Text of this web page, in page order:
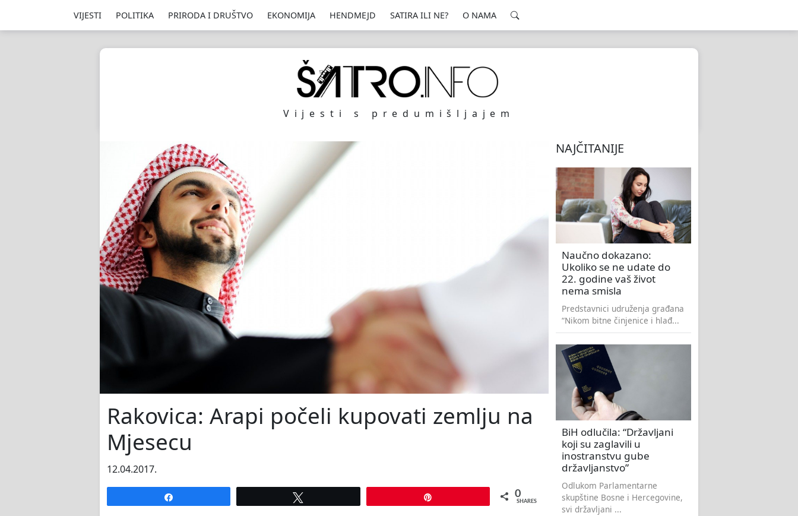
VIJESTI POLITIKA PRIRODA I DRUŠTVO EKONOMIJA HENDMEJD SATIRA ILI NE? O NAMA
Vijesti s predumišljajem
Rakovica: Arapi počeli kupovati zemlju na
Mjesecu
12.04.2017.
0
SHARES
NAJČITANIJE
Naučno dokazano:
Ukoliko se ne udate do
22. godine vaš život
nema smisla
Predstavnici udruženja građana
“Nikom bitne činjenice i hlađ...
BiH odlučila: “Državljani
koji su zaglavili u
inostranstvu gube
državljanstvo”
Odlukom Parlamentarne
skupštine Bosne i Hercegovine,
svi državljani ...